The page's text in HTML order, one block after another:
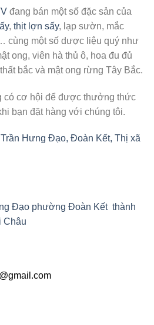
đang bán một số đặc sản của
, thịt lợn sấy, lạp sườn, mắc
cùng một số dược liệu quý như
ong, viên hà thủ ô, hoa đu đủ
bắc và mật ong rừng Tây Bắc.
có cơ hội để được thưởng thức
bạn đặt hàng với chúng tôi.
Hưng Đạo, Đoàn Kết, Thị xã
Đạo phường Đoàn Kết thành
Châu